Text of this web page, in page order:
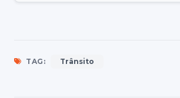
TAG: Trânsito